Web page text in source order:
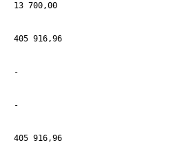
13 700,00
405 916,96
-
-
405 916,96